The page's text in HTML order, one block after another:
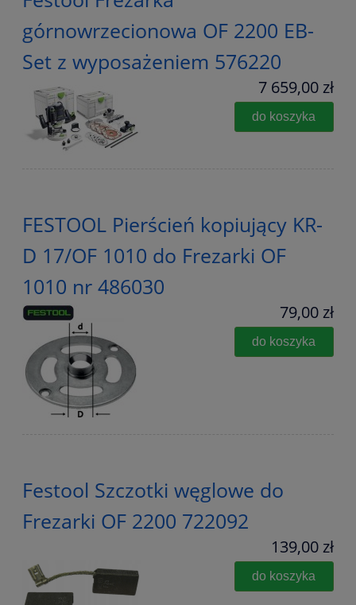
górnowrzecionowa OF 2200 EB-
Set z wyposażeniem 576220
7 659,00 zł
do koszyka
FESTOOL Pierścień kopiujący KR-
D 17/OF 1010 do Frezarki OF
1010 nr 486030
79,00 zł
do koszyka
Festool Szczotki węglowe do
Frezarki OF 2200 722092
139,00 zł
do koszyka